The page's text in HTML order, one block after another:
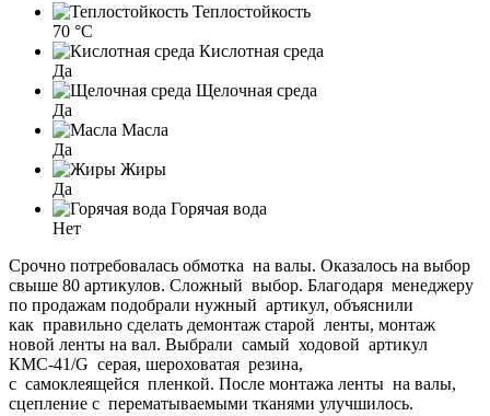
Теплостойкость
70 °C
Кислотная среда
Да
Щелочная среда
Да
Масла
Да
Жиры
Да
Горячая вода
Нет
Срочно потребовалась обмотка на валы. Оказалось на выбор
свыше 80 артикулов. Сложный выбор. Благодаря менеджеру
по продажам подобрали нужный артикул, объяснили
как правильно сделать демонтаж старой ленты, монтаж
новой ленты на вал. Выбрали самый ходовой артикул
КМС-41/G серая, шероховатая резина,
с самоклеящейся пленкой. После монтажа ленты на валы,
сцепление с перематываемыми тканями улучшилось.